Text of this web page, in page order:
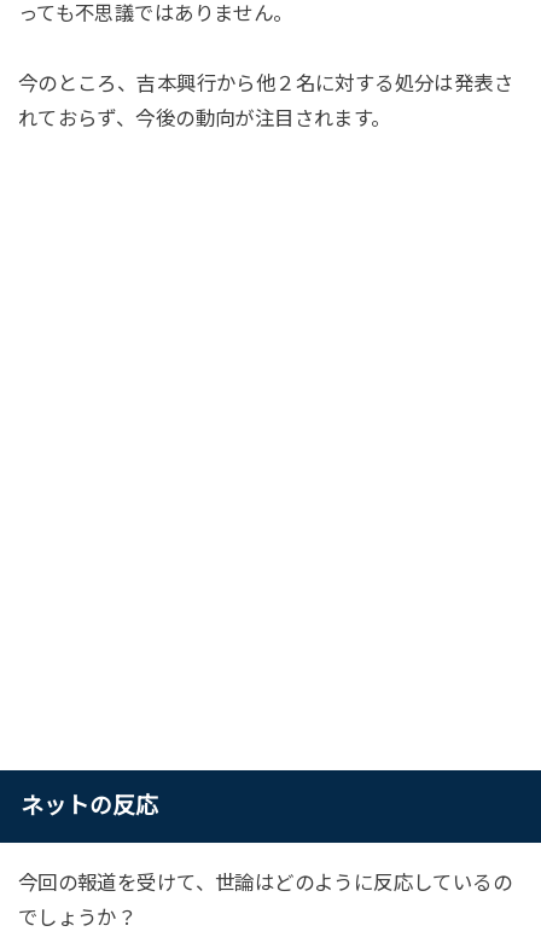
っても不思議ではありません。
今のところ、吉本興行から他２名に対する処分は発表さ
れておらず、今後の動向が注目されます。
ネットの反応
今回の報道を受けて、世論はどのように反応しているの
でしょうか？